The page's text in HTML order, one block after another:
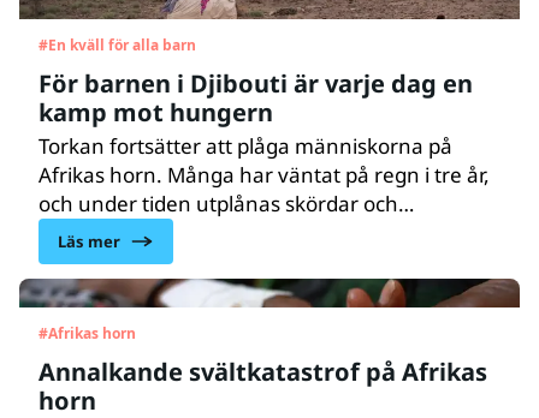
#En kväll för alla barn
För barnen i Djibouti är varje dag en
kamp mot hungern
Torkan fortsätter att plåga människorna på
Afrikas horn. Många har väntat på regn i tre år,
och under tiden utplånas skördar och
boskapsdjur svälter ihjäl. Flera miljoner barn
lider av undernäring och riskerar att dö. I
Djibouti jobbar UNICEF dygnet runt för att
Läs mer
#Afrikas horn
Annalkande svältkatastrof på Afrikas
horn